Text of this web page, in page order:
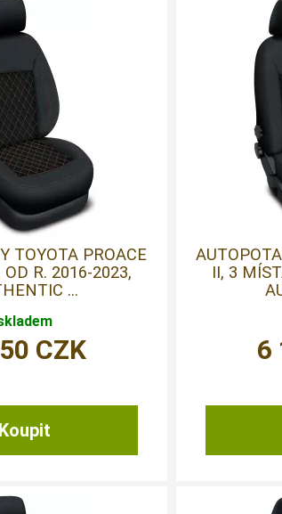
TOYOTA PROACE
OD R. 2016-2023,
...
CZK
II, 3
6